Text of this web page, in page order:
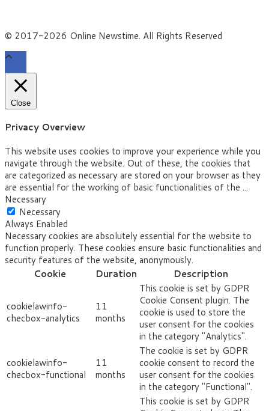
© 2017-2026 Online Newstime. All Rights Reserved
Close
Privacy Overview
This website uses cookies to improve your experience while you
navigate through the website. Out of these, the cookies that
are categorized as necessary are stored on your browser as they
are essential for the working of basic functionalities of the ...
Necessary
Necessary
Always Enabled
Necessary cookies are absolutely essential for the website to
function properly. These cookies ensure basic functionalities and
security features of the website, anonymously.
Cookie
Duration Description
cookielawinfo-
checbox-analytics
11
months
This cookie is set by GDPR
Cookie Consent plugin. The
cookie is used to store the
user consent for the cookies
in the category "Analytics".
cookielawinfo-
checbox-functional
11
months
The cookie is set by GDPR
cookie consent to record the
user consent for the cookies
in the category "Functional".
This cookie is set by GDPR